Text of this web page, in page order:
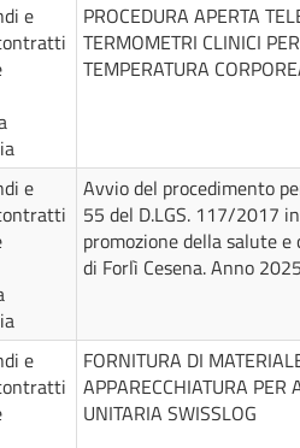
e
PROCEDURA APERTA
TERMOMETRI CLINICI
TEMPERATURA
e
Avvio del procedimento
55 del D.LGS. 117/2017
promozione della salute
di Forlì Cesena. Anno
e
FORNITURA DI
APPARECCHIATURA PER
UNITARIA SWISSLOG